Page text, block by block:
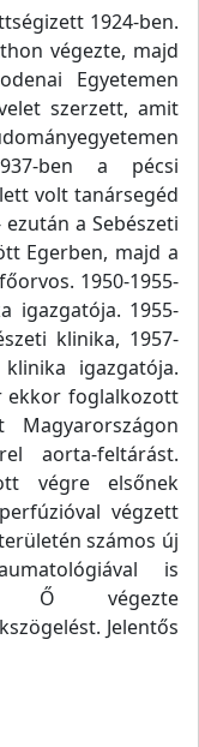
1924-ben.
végezte, majd
Egyetemen
szerzett, amit
ben a pécsi
volt tanársegéd
a Sebészeti
Egerben, majd a
1950-1955-
igazgatója. 1955-
klinika, 1957-
igazgatója.
ekkor foglalkozott
Magyarországon
aorta-feltárást.
végre elsőnek
végzett
számos új
is
Ő végezte
Jelentős